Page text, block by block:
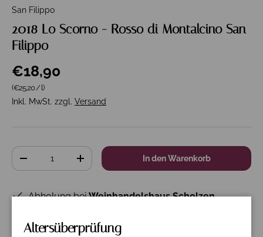
San Filippo
2018 Lo Scorno - Rosso di Montalcino San
Filippo
€18,90
Grundpreis
(€25,20/l)
Inkl. MwSt. zzgl. Versand
Anzahl
+ In den Warenkorb
Abholung beiWeinhandelshaus Scholzen
Gewöhnlich fertig in 24 Stunden
Altersüberprüfung